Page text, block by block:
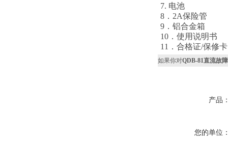
7. 电池
8．2A保险管
9．铝合金箱
10．使用说明书
11．合格证/保修卡
如果你对QDB-81直流故
产品
您的单位